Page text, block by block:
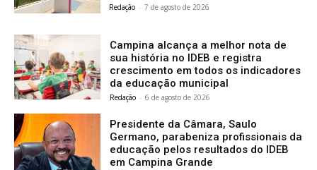
Redação - 7 de agosto de 2026
Campina alcança a melhor nota de
sua história no IDEB e registra
crescimento em todos os indicadores
da educação municipal
Redação - 6 de agosto de 2026
Presidente da Câmara, Saulo
Germano, parabeniza profissionais da
educação pelos resultados do IDEB
em Campina Grande